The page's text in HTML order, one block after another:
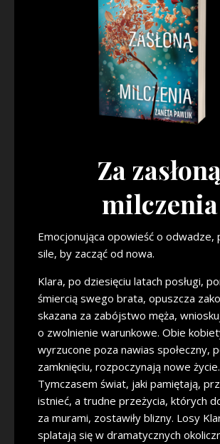
Za
milczenia
Emocjonująca opowieść o odwadze,
sile, by zacząć od nowa.
Klara, po dziesięciu latach posługi,
śmiercią swego brata, opuszcza
skazana za zabójstwo męża,
o zwolnienie warunkowe. Obie
wyrzucone poza nawias społeczny,
zamknięciu, rozpoczynają nowe życie.
Tymczasem świat, jaki pamiętają,
istnieć, a trudne przeżycia, których
za murami, zostawiły blizny. Losy
splatają się w dramatycznych